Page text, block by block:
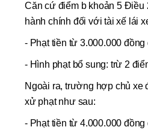
Căn cứ điểm b khoản 5 Điều
hành chính đối với tài xế lái
- Phạt tiền từ 3.000.000
- Hình phạt bổ sung: trừ 2
Ngoài ra, trường hợp chủ xe
xử phạt như sau:
- Phạt tiền từ 4.000.000